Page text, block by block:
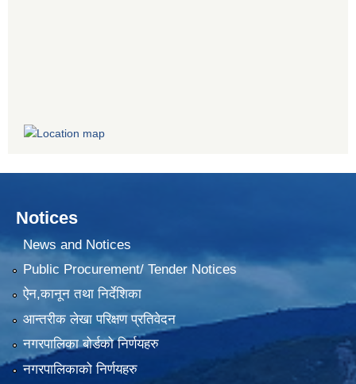
Notices
News and Notices
Public Procurement/ Tender Notices
ऐन,कानून तथा निर्देशिका
आन्तरीक लेखा परिक्षण प्रतिवेदन
नगरपालिका बोर्डको निर्णयहरु
नगरपालिकाको निर्णयहरु